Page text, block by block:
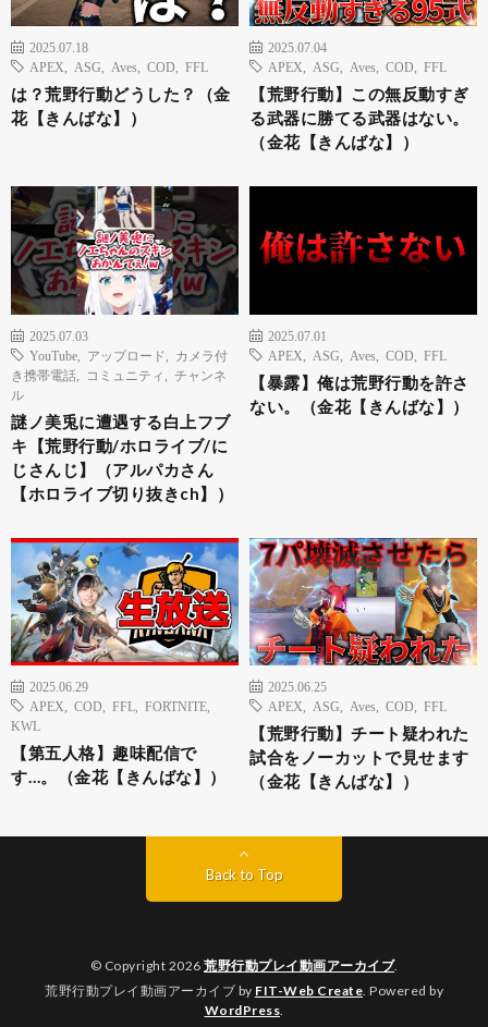
2025.07.18
APEX
ASG Aves COD FFL
は？荒野行動どうした？（金
花【きんばな】）
2025.07.04
APEX
ASG Aves COD FFL
【荒野行動】この無反動すぎ
る武器に勝てる武器はない。
（金花【きんばな】）
2025.07.03
YouTube
アップロード
カメラ付
き携帯電話
コミュニティ
チャンネ
ル
謎ノ美兎に遭遇する白上フブ
キ【荒野行動/ホロライブ/に
じさんじ】（アルパカさん
【ホロライブ切り抜きch】）
2025.07.01
APEX
ASG Aves COD FFL
【暴露】俺は荒野行動を許さ
ない。（金花【きんばな】）
2025.06.29
APEX
COD FFL FORTNITE
KWL
【第五人格】趣味配信で
す…。（金花【きんばな】）
2025.06.25
APEX
ASG Aves COD FFL
【荒野行動】チート疑われた
試合をノーカットで見せます
（金花【きんばな】）
Back to Top
© Copyright 2026 荒野行動プレイ動画アーカイブ.
荒野行動プレイ動画アーカイブ by FIT-Web Create. Powered by
WordPress.